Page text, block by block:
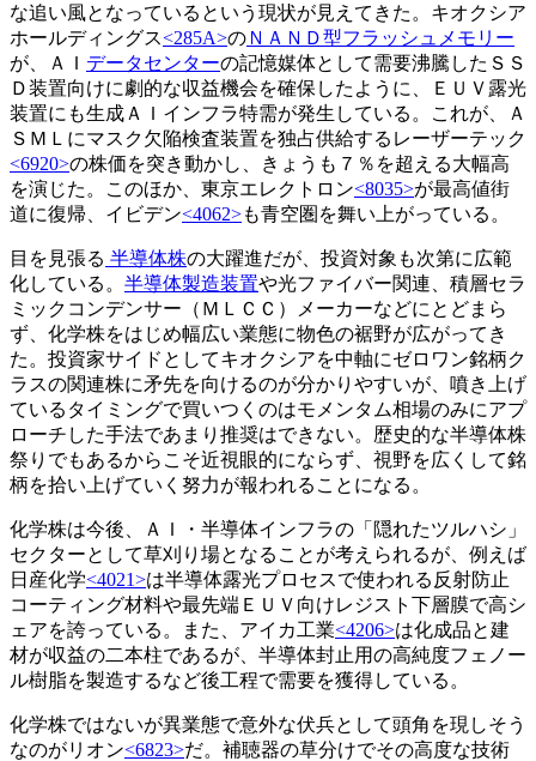
な追い風となっているという現状が見えてきた。キオクシア
ホールディングス<285A>の ＮＡＮＤ型フラッシュメモリー
が、ＡＩ データセンターの記憶媒体として需要沸騰したＳＳ
Ｄ装置向けに劇的な収益機会を確保したように、ＥＵＶ露光
装置にも生成ＡＩインフラ特需が発生している。これが、Ａ
ＳＭＬにマスク欠陥検査装置を独占供給するレーザーテック
<6920>の株価を突き動かし、きょうも７％を超える大幅高
を演じた。このほか、東京エレクトロン<8035>が最高値街
道に復帰、イビデン<4062>も青空圏を舞い上がっている。
目を見張る 半導体株の大躍進だが、投資対象も次第に広範
化している。 半導体製造装置や光ファイバー関連、積層セラ
ミックコンデンサー（ＭＬＣＣ）メーカーなどにとどまら
ず、化学株をはじめ幅広い業態に物色の裾野が広がってき
た。投資家サイドとしてキオクシアを中軸にゼロワン銘柄ク
ラスの関連株に矛先を向けるのが分かりやすいが、噴き上げ
ているタイミングで買いつくのはモメンタム相場のみにアプ
ローチした手法であまり推奨はできない。歴史的な半導体株
祭りでもあるからこそ近視眼的にならず、視野を広くして銘
柄を拾い上げていく努力が報われることになる。
化学株は今後、ＡＩ・半導体インフラの「隠れたツルハシ」
セクターとして草刈り場となることが考えられるが、例えば
日産化学<4021>は半導体露光プロセスで使われる反射防止
コーティング材料や最先端ＥＵＶ向けレジスト下層膜で高シ
ェアを誇っている。また、アイカ工業<4206>は化成品と建
材が収益の二本柱であるが、半導体封止用の高純度フェノー
ル樹脂を製造するなど後工程で需要を獲得している。
化学株ではないが異業態で意外な伏兵として頭角を現しそう
なのがリオン<6823>だ。補聴器の草分けでその高度な技術